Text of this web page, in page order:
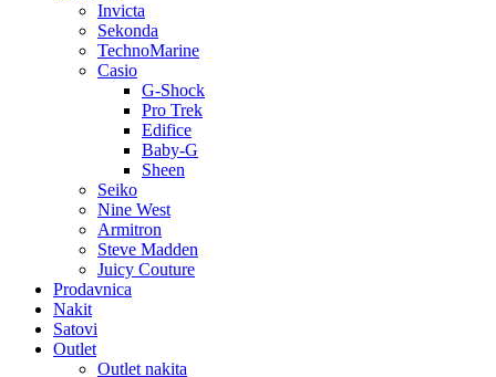
Invicta
Sekonda
TechnoMarine
Casio
G-Shock
Pro Trek
Edifice
Baby-G
Sheen
Seiko
Nine West
Armitron
Steve Madden
Juicy Couture
Prodavnica
Nakit
Satovi
Outlet
Outlet nakita